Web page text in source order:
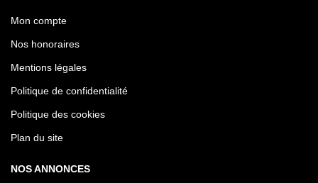
Mon compte
Nos honoraires
Mentions légales
Politique de confidentialité
Politique des cookies
Plan du site
NOS ANNONCES